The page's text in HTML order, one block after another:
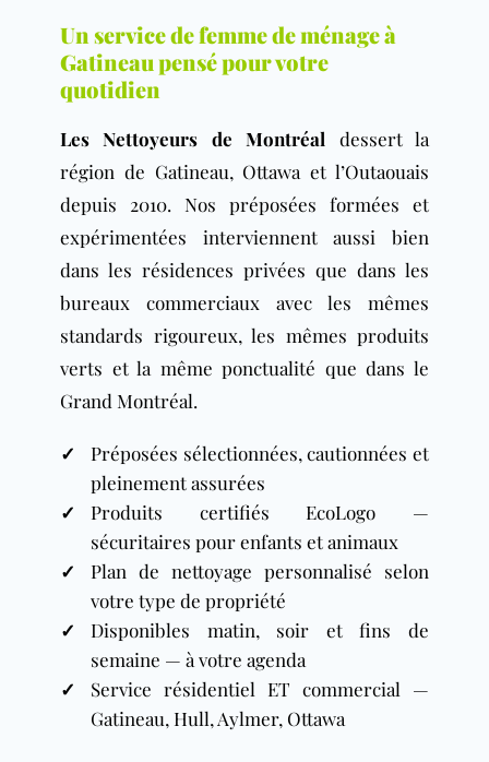
Un service de femme de ménage à
Gatineau pensé pour votre
quotidien
Les Nettoyeurs de Montréal dessert la
région de Gatineau, Ottawa et l’Outaouais
depuis 2010. Nos préposées formées et
expérimentées interviennent aussi bien
dans les résidences privées que dans les
bureaux commerciaux avec les mêmes
standards rigoureux, les mêmes produits
verts et la même ponctualité que dans le
Grand Montréal.
✓
Préposées sélectionnées, cautionnées et
pleinement assurées
✓
Produits certifiés EcoLogo —
sécuritaires pour enfants et animaux
✓
Plan de nettoyage personnalisé selon
votre type de propriété
✓
Disponibles matin, soir et fins de
semaine — à votre agenda
✓
Service résidentiel ET commercial —
Gatineau, Hull, Aylmer, Ottawa